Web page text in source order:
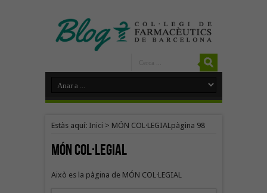
Estàs aquí: Inici > MÓN COL·LEGIAL pàgina 98
MÓN COL·LEGIAL
Això es la pàgina de MÓN COL·LEGIAL